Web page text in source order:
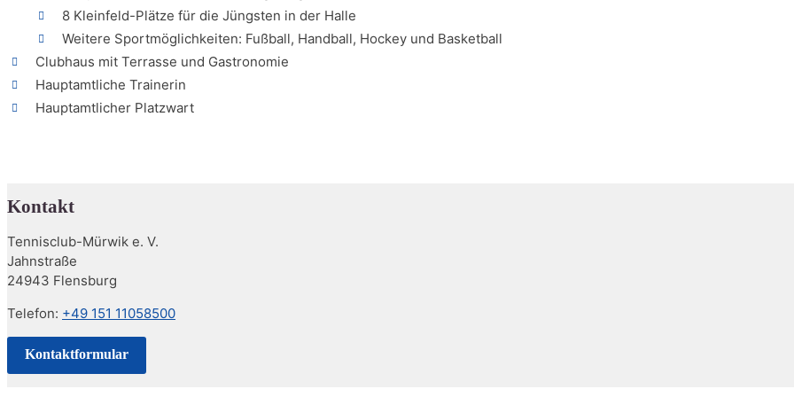
8 Kleinfeld-Plätze für die Jüngsten in der Halle
Weitere Sportmöglichkeiten: Fußball, Handball, Hockey und Basketball
Clubhaus mit Terrasse und Gastronomie
Hauptamtliche Trainerin
Hauptamtlicher Platzwart
Kontakt
Tennisclub-Mürwik e. V.
Jahnstraße
24943 Flensburg
Telefon: +49 151 11058500
Kontaktformular